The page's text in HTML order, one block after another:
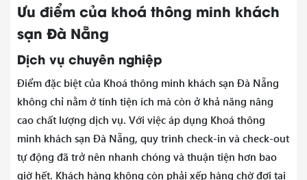
Ưu điểm của khoá thông minh khách
sạn Đà Nẵng
Dịch vụ chuyên nghiệp
Điểm đặc biệt của Khoá thông minh khách sạn Đà Nẵng
không chỉ nằm ở tính tiện ích mà còn ở khả năng nâng
cao chất lượng dịch vụ. Với việc áp dụng Khoá thông
minh khách sạn Đà Nẵng, quy trình check-in và check-out
tự động đã trở nên nhanh chóng và thuận tiện hơn bao
giờ hết. Khách hàng không còn phải xếp hàng chờ đợi tại